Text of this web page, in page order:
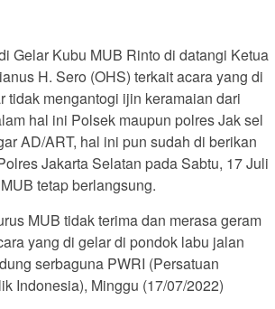
Gelar Kubu MUB Rinto di datangi Ketua
H. Sero (OHS) terkait acara yang di
tidak mengantogi ijin keramaian dari
hal ini Polsek maupun polres Jak sel
AD/ART, hal ini pun sudah di berikan
Jakarta Selatan pada Sabtu, 17 Juli
tetap berlangsung.
MUB tidak terima dan merasa geram
yang di gelar di pondok labu jalan
serbaguna PWRI (Persatuan
Indonesia), Minggu (17/07/2022)